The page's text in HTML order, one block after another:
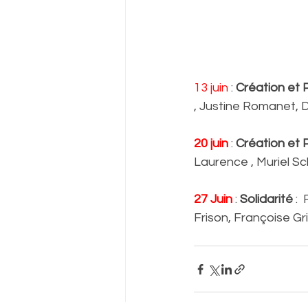
13 juin : Création et
, Justine Romanet,
20 juin : Création et
Laurence , Muriel
27 Juin : Solidarité :
Frison, Françoise